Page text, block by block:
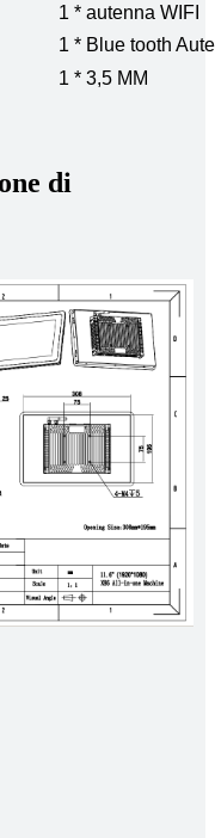
1 * autenna WIFI
1 * Blue tooth
1 * 3,5 MM
di